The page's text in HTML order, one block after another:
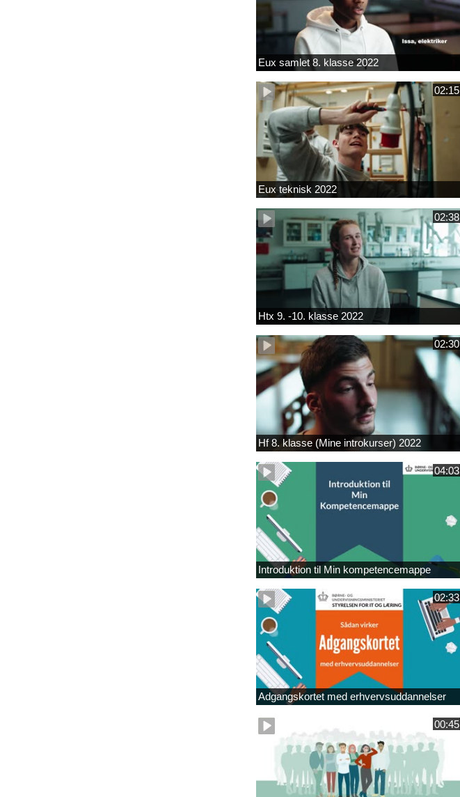
Eux samlet 8. klasse 2022
02:15
Eux teknisk 2022
02:38
Htx 9. -10. klasse 2022
02:30
Hf 8. klasse (Mine introkurser) 2022
04:03
Introduktion til Min kompetencemappe
02:33
Adgangskortet med erhvervsuddannelser
00:45